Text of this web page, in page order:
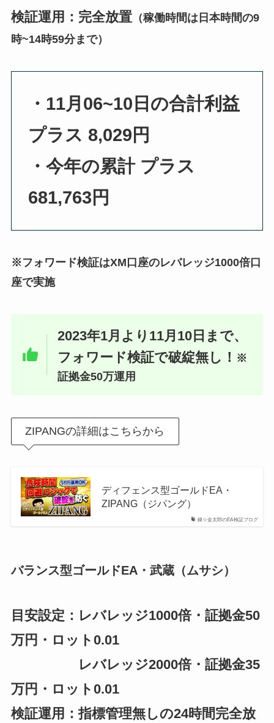
検証運用：完全放置（稼働時間は日本時間の9
時~14時59分まで）
・11月06~10日の合計利益
プラス 8,029円
・今年の累計 プラス
681,763円
※フォワード検証はXM口座のレバレッジ1000倍口
座で実施
2023年1月より11月10日まで、
フォワード検証で破綻無し！ ※
証拠金50万運用
ZIPANGの詳細はこちらから
錬☆金太郎のEA検証ブログ
ディフェンス型ゴールドEA・
ZIPANG（ジパング）
バランス型ゴールドEA・武蔵（ムサシ）
目安設定：レバレッジ1000倍・証拠金50
万円・ロット0.01
レバレッジ2000倍・証拠金35
万円・ロット0.01
検証運用：指標管理無しの24時間完全放